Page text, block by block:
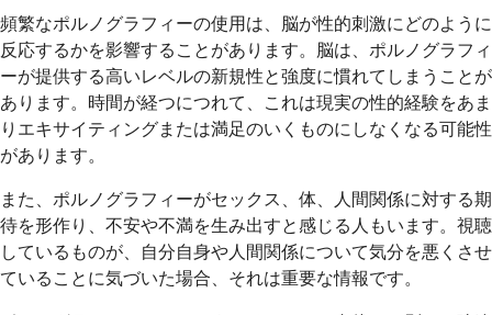
頻繁なポルノグラフィーの使用は、脳が性的刺激にどのように
反応するかを影響することがあります。脳は、ポルノグラフィ
ーが提供する高いレベルの新規性と強度に慣れてしまうことが
あります。時間が経つにつれて、これは現実の性的経験をあま
りエキサイティングまたは満足のいくものにしなくなる可能性
があります。
また、ポルノグラフィーがセックス、体、人間関係に対する期
待を形作り、不安や不満を生み出すと感じる人もいます。視聴
しているものが、自分自身や人間関係について気分を悪くさせ
ていることに気づいた場合、それは重要な情報です。